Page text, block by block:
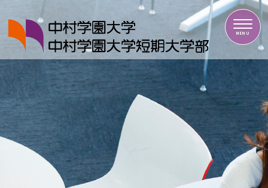
中村学園大学・中村学園大学短期大学部
MENU